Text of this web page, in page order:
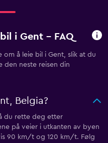
i Gent - FAQ
å leie bil i Gent, slik at du
den neste reisen din
Belgia?
du rette deg etter
på veier i utkanten av byen
90 km/t og 120 km/t. Følg